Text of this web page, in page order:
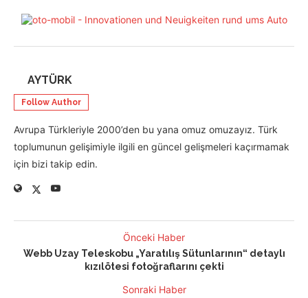
AYTÜRK
Follow Author
Avrupa Türkleriyle 2000’den bu yana omuz omuzayız. Türk
toplumunun gelişimiyle ilgili en güncel gelişmeleri kaçırmamak
için bizi takip edin.
Önceki Haber
Webb Uzay Teleskobu „Yaratılış Sütunlarının“ detaylı
kızılötesi fotoğraflarını çekti
Sonraki Haber